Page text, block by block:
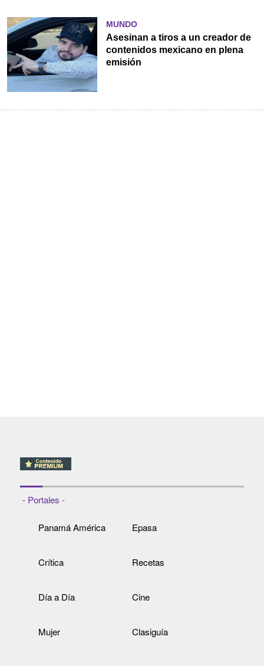
MUNDO
Asesinan a tiros a un creador de
contenidos mexicano en plena
emisión
- Portales -
Panamá América Epasa
Crítica Recetas
Día a Día Cine
Mujer Clasiguía